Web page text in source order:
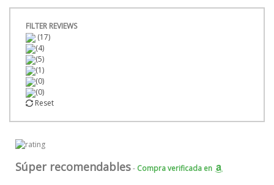
FILTER REVIEWS
(17)
(4)
(5)
(1)
(0)
(0)
Reset
Súper recomendables- Compra verificada en